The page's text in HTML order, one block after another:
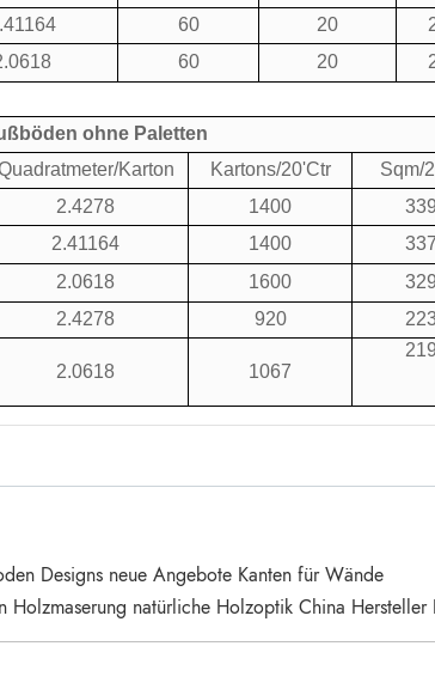
60 20
60 20
ohne Paletten
Karton Kartons/20'Ctr
Sqm/
2.4278 1400
2.41164 1400
2.0618 1600
2.4278 920
2.0618 1067
Designs neue Angebote Kanten für Wände
Holzmaserung natürliche Holzoptik China